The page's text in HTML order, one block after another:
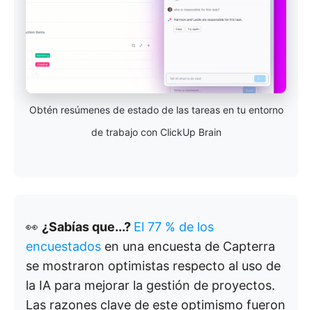
Obtén resúmenes de estado de las tareas en tu entorno
de trabajo con ClickUp Brain
👀 ¿Sabías que...? El 77 % de los
encuestados en una encuesta de Capterra
se mostraron optimistas respecto al uso de
la IA para mejorar la gestión de proyectos.
Las razones clave de este optimismo fueron